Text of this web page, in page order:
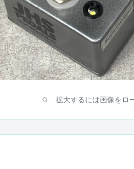
拡大するには画像をロ